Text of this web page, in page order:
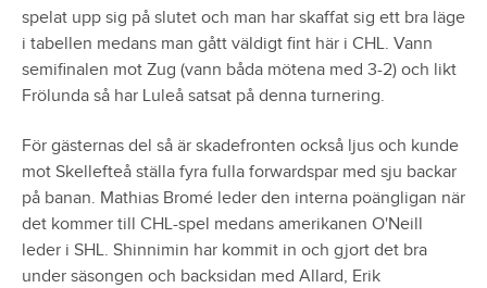
spelat upp sig på slutet och man har skaffat sig ett bra läge
i tabellen medans man gått väldigt fint här i CHL. Vann
semifinalen mot Zug (vann båda mötena med 3-2) och likt
Frölunda så har Luleå satsat på denna turnering.
För gästernas del så är skadefronten också ljus och kunde
mot Skellefteå ställa fyra fulla forwardspar med sju backar
på banan. Mathias Bromé leder den interna poängligan när
det kommer till CHL-spel medans amerikanen O'Neill
leder i SHL. Shinnimin har kommit in och gjort det bra
under säsongen och backsidan med Allard, Erik